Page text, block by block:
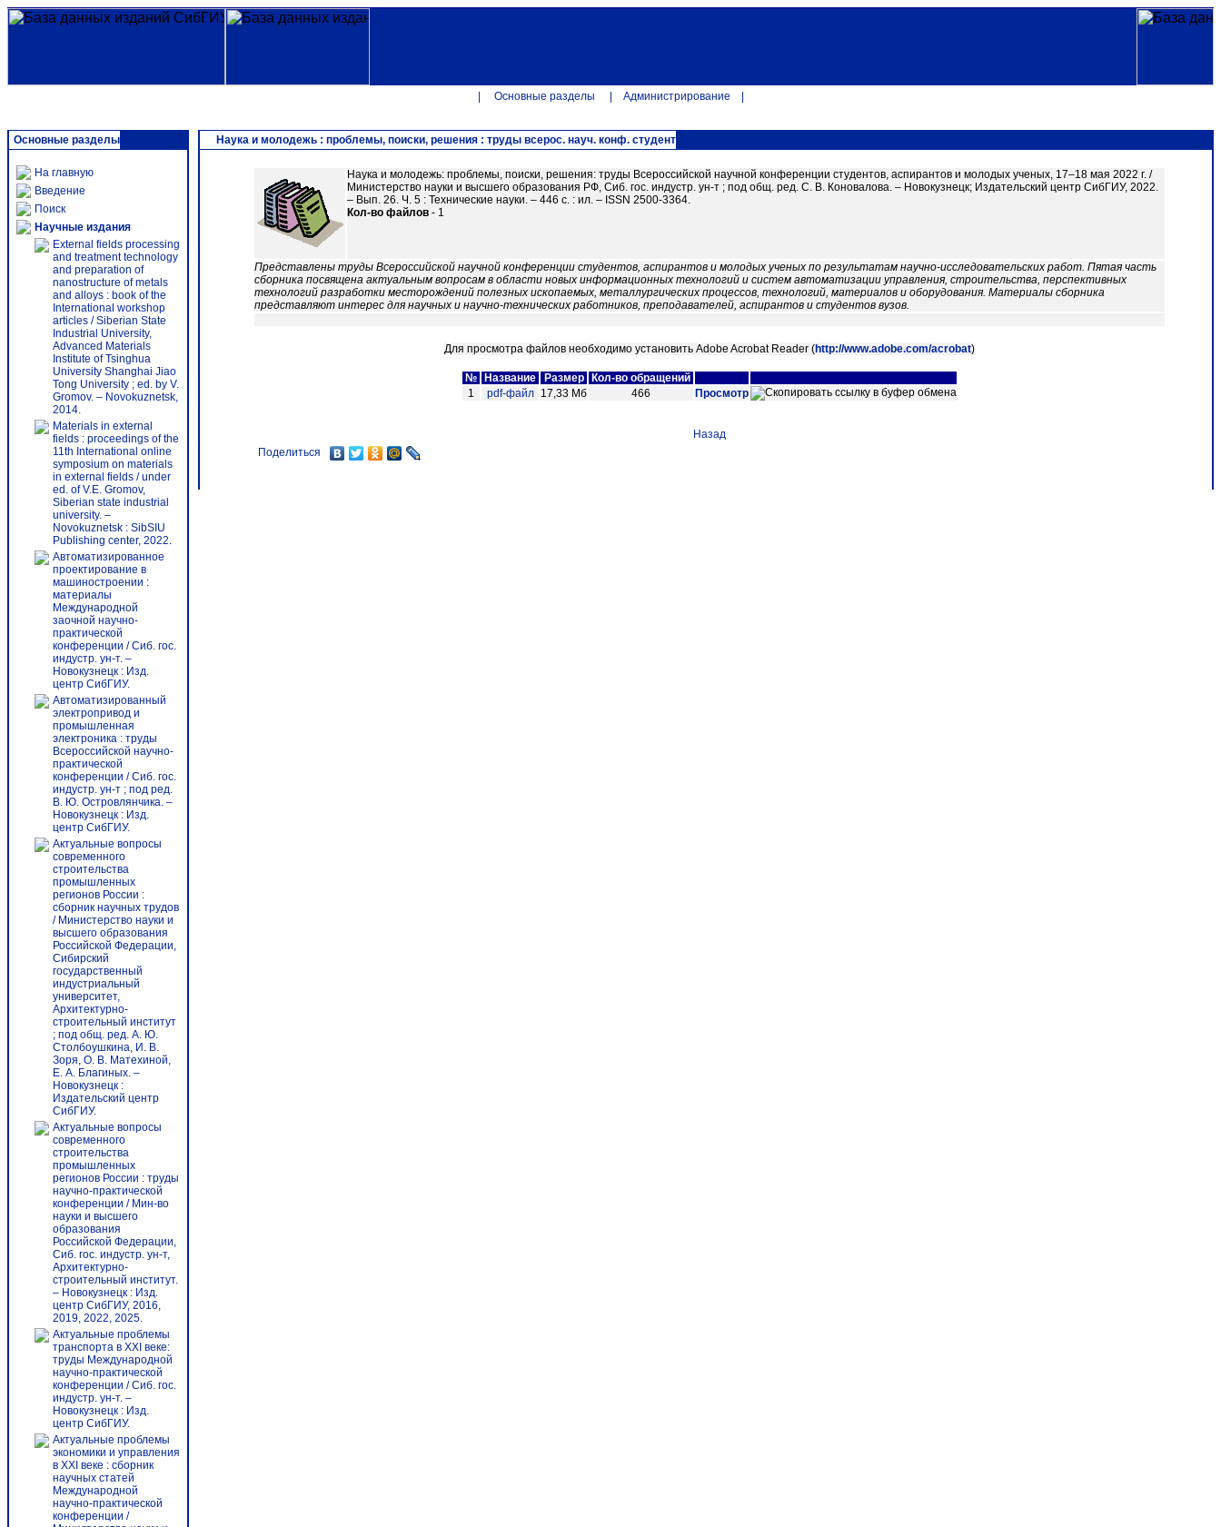
Основные разделы Администрирование
Основные разделы
На главную
Введение
Поиск
Научные издания
External fields processing
and treatment technology
and preparation of
nanostructure of metals
and alloys : book of the
International workshop
articles / Siberian State
Industrial University,
Advanced Materials
Institute of Tsinghua
University Shanghai Jiao
Tong University ; ed. by V.
Gromov. – Novokuznetsk,
2014.
Materials in external
fields : proceedings of the
11th International online
symposium on materials
in external fields / under
ed. of V.E. Gromov,
Siberian state industrial
university. –
Novokuznetsk : SibSIU
Publishing center, 2022.
Автоматизированное
проектирование в
машиностроении :
материалы
Международной
заочной научно-
практической
конференции / Сиб. гос.
индустр. ун-т. –
Новокузнецк : Изд.
центр СибГИУ.
Автоматизированный
электропривод и
промышленная
электроника : труды
Всероссийской научно-
практической
конференции / Сиб. гос.
индустр. ун-т ; под ред.
В. Ю. Островлянчика. –
Новокузнецк : Изд.
центр СибГИУ.
Актуальные вопросы
современного
строительства
промышленных
регионов России :
сборник научных трудов
/ Министерство науки и
высшего образования
Российской Федерации,
Сибирский
государственный
индустриальный
университет,
Архитектурно-
строительный институт
; под общ. ред. А. Ю.
Столбоушкина, И. В.
Зоря, О. В. Матехиной,
Е. А. Благиных. –
Новокузнецк :
Издательский центр
СибГИУ.
Актуальные вопросы
современного
строительства
промышленных
регионов России : труды
научно-практической
конференции / Мин-во
науки и высшего
образования
Российской Федерации,
Сиб. гос. индустр. ун-т,
Архитектурно-
строительный институт.
– Новокузнецк : Изд.
центр СибГИУ, 2016,
2019, 2022, 2025.
Актуальные проблемы
транспорта в XXI веке:
труды Международной
научно-практической
конференции / Сиб. гос.
индустр. ун-т. –
Новокузнецк : Изд.
центр СибГИУ.
Актуальные проблемы
экономики и управления
в XXI веке : сборник
научных статей
Международной
научно-практической
конференции /
Наука и молодежь : проблемы, поиски, решения : труды всерос. науч. конф. студент
Наука и молодежь: проблемы, поиски, решения: труды Всероссийской научной конференции студентов, аспирантов и молодых ученых, 17–18 мая 2022 г. /
Министерство науки и высшего образования РФ, Сиб. гос. индустр. ун-т ; под общ. ред. С. В. Коновалова. – Новокузнецк; Издательский центр СибГИУ, 2022.
– Вып. 26. Ч. 5 : Технические науки. – 446 с. : ил. – ISSN 2500-3364.
Кол-во файлов - 1
Представлены труды Всероссийской научной конференции студентов, аспирантов и молодых ученых по результатам научно-исследовательских работ. Пятая часть
сборника посвящена актуальным вопросам в области новых информационных технологий и систем автоматизации управления, строительства, перспективных
технологий разработки месторождений полезных ископаемых, металлургических процессов, технологий, материалов и оборудования. Материалы сборника
представляют интерес для научных и научно-технических работников, преподавателей, аспирантов и студентов вузов.
Для просмотра файлов необходимо установить Adobe Acrobat Reader (http://www.adobe.com/acrobat)
№ Название Размер
Кол-во обращений
1
pdf-файл 17,33 Мб 466 Просмотр
Назад
Поделиться